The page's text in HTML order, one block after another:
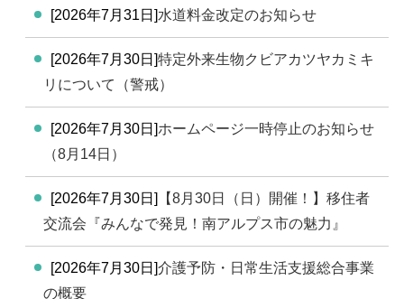
[2026年7月31日]水道料金改定のお知らせ
[2026年7月30日]特定外来生物クビアカツヤカミキ
リについて（警戒）
[2026年7月30日]ホームページ一時停止のお知らせ
（8月14日）
[2026年7月30日]
【8月30日（日）開催！】移住者
交流会『みんなで発見！南アルプス市の魅力』
[2026年7月30日]介護予防・日常生活支援総合事業
の概要